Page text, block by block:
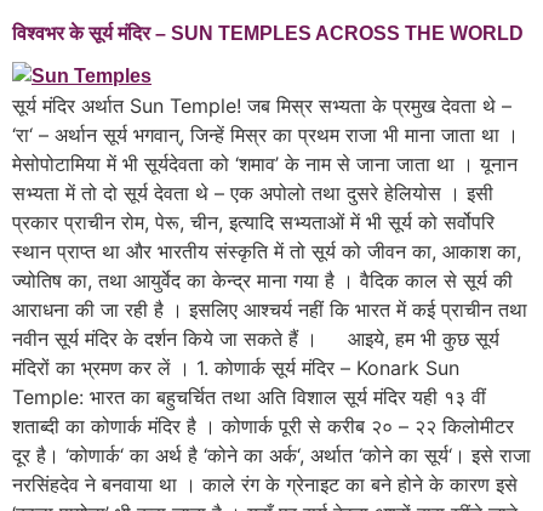
विश्वभर के सूर्य मंदिर – SUN TEMPLES ACROSS THE WORLD
सूर्य मंदिर अर्थात Sun Temple! जब मिस्र सभ्यता के प्रमुख देवता थे –
‘रा‘ – अर्थान सूर्य भगवान्, जिन्हें मिस्र का प्रथम राजा भी माना जाता था ।
मेसोपोटामिया में भी सूर्यदेवता को ‘शमाव’ के नाम से जाना जाता था । यूनान
सभ्यता में तो दो सूर्य देवता थे – एक अपोलो तथा दुसरे हेलियोस । इसी
प्रकार प्राचीन रोम, पेरू, चीन, इत्यादि सभ्यताओं में भी सूर्य को सर्वोपरि
स्थान प्राप्त था और भारतीय संस्कृति में तो सूर्य को जीवन का, आकाश का,
ज्योतिष का, तथा आयुर्वेद का केन्द्र माना गया है । वैदिक काल से सूर्य की
आराधना की जा रही है । इसलिए आश्चर्य नहीं कि भारत में कई प्राचीन तथा
नवीन सूर्य मंदिर के दर्शन किये जा सकते हैं । आइये, हम भी कुछ सूर्य
मंदिरों का भ्रमण कर लें । 1. कोणार्क सूर्य मंदिर – Konark Sun
Temple: भारत का बहुचर्चित तथा अति विशाल सूर्य मंदिर यही १३ वीं
शताब्दी का कोणार्क मंदिर है । कोणार्क पूरी से करीब २० – २२ किलोमीटर
दूर है। ‘कोणार्क‘ का अर्थ है ‘कोने का अर्क‘, अर्थात ‘कोने का सूर्य‘। इसे राजा
नरसिंहदेव ने बनवाया था । काले रंग के ग्रेनाइट का बने होने के कारण इसे